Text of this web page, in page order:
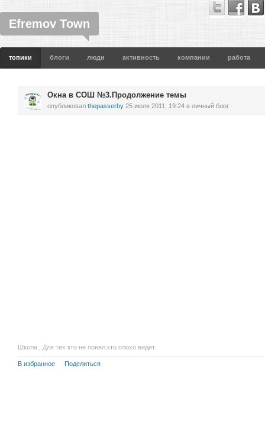
Efremov Town
топики блоги люди активность компании работа
Окна в СОШ №3.Продолжение темы
опубликовал thepasserby 25 июля 2011, 19:24 в личный блог
Школа Для тех кто не понял.кто плохо видит.
В избранное Поделиться